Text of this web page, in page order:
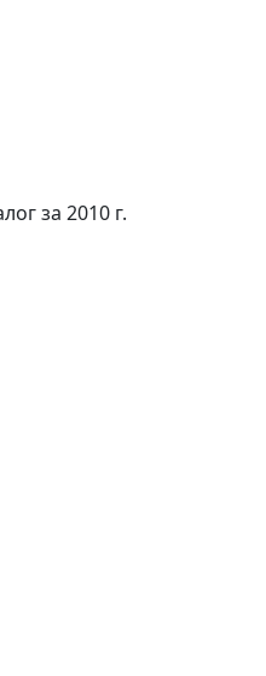
за 2010 г.